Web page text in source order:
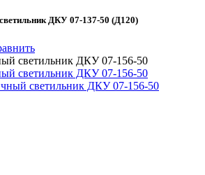
ДКУ 07-137-50 (Д120)
светильник ДКУ 07-156-50
светильник ДКУ 07-156-50